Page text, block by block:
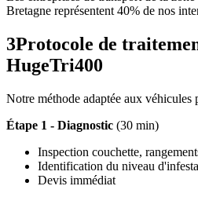
Bretagne représentent 40% de nos
3Protocole de
HugeTri400
Notre méthode adaptée aux véhicules
Étape 1 - Diagnostic (30 min)
Inspection couchette,
Identification du niveau
Devis immédiat